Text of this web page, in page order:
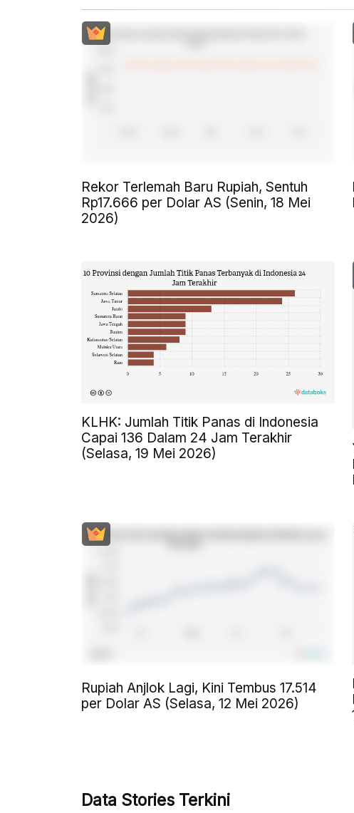
Rekor Terlemah Baru Rupiah, Sentuh
Rp17.666 per Dolar AS (Senin, 18 Mei
2026)
KLHK: Jumlah Titik Panas di Indonesia
Capai 136 Dalam 24 Jam Terakhir
(Selasa, 19 Mei 2026)
Rupiah Anjlok Lagi, Kini Tembus 17.514
per Dolar AS (Selasa, 12 Mei 2026)
Data Stories Terkini